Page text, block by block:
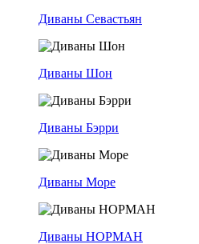
Диваны Севастьян
Диваны Шон
Диваны Бэрри
Диваны Море
Диваны НОРМАН